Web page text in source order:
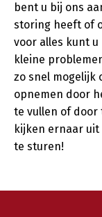
bent u bij ons
storing heeft of
voor alles kunt
kleine
zo snel mogelijk
opnemen door
te vullen of door
kijken ernaar uit
te sturen!